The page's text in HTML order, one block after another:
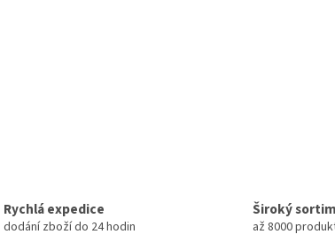
Rychlá expedice
dodání zboží do 24 hodin
Široký
až 8000